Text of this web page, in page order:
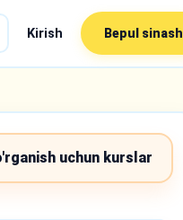
Kirish Bepul sinash
uchun kurslar